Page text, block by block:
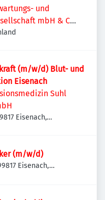
und
mbH & Co.
(m/w/d) Blut- und
Eisenach
Suhl
Eisenach,
(m/w/d)
Eisenach,